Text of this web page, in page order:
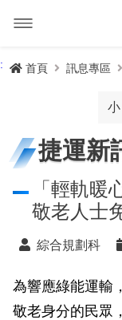
容
捷運路線進度圖
路網簡介
路網規劃
未來發展
規劃中
捷運紫線
前鎮漁港聯外
興建中
各線計畫進度
已通車
訊息專區
公聽會與說明會
政府資訊公開
生態檢核專區
局長信箱
禁限建專區
增額容積申請
交流互動
照片集錦
影音專區
關於我們
首長簡介
首頁 訊息專區
小
捷運新
「輕軌暖
敬老人士
綜合規劃科
為響應綠能運輸
敬老身分的民眾